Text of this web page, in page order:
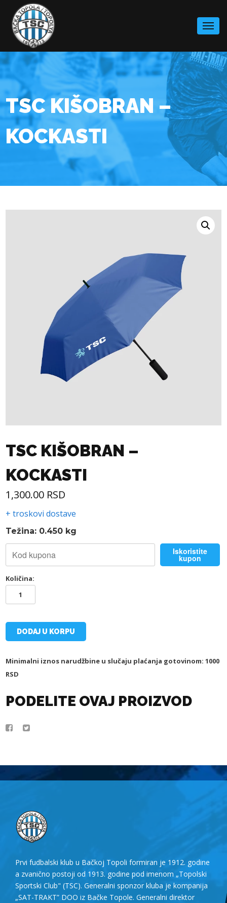
content
TSC KIŠOBRAN –
KOCKASTI
TSC KIŠOBRAN –
KOCKASTI
1,300.00 RSD
+ troskovi dostave
Težina: 0.450 kg
Iskoristite
kupon
Količina:
TSC
KIŠOBRAN
količina
DODAJ U KORPU
Minimalni iznos narudžbine u slučaju plaćanja gotovinom: 1000
RSD
PODELITE OVAJ PROIZVOD
Prvi fudbalski klub u Bačkoj Topoli formiran je 1912. godine
a zvanično postoji od 1913. godine pod imenom „Topolski
Sportski Club" (TSC). Generalni sponzor kluba je kompanija
„SAT-TRAKT” DOO iz Bačke Topole. Generalni direktor